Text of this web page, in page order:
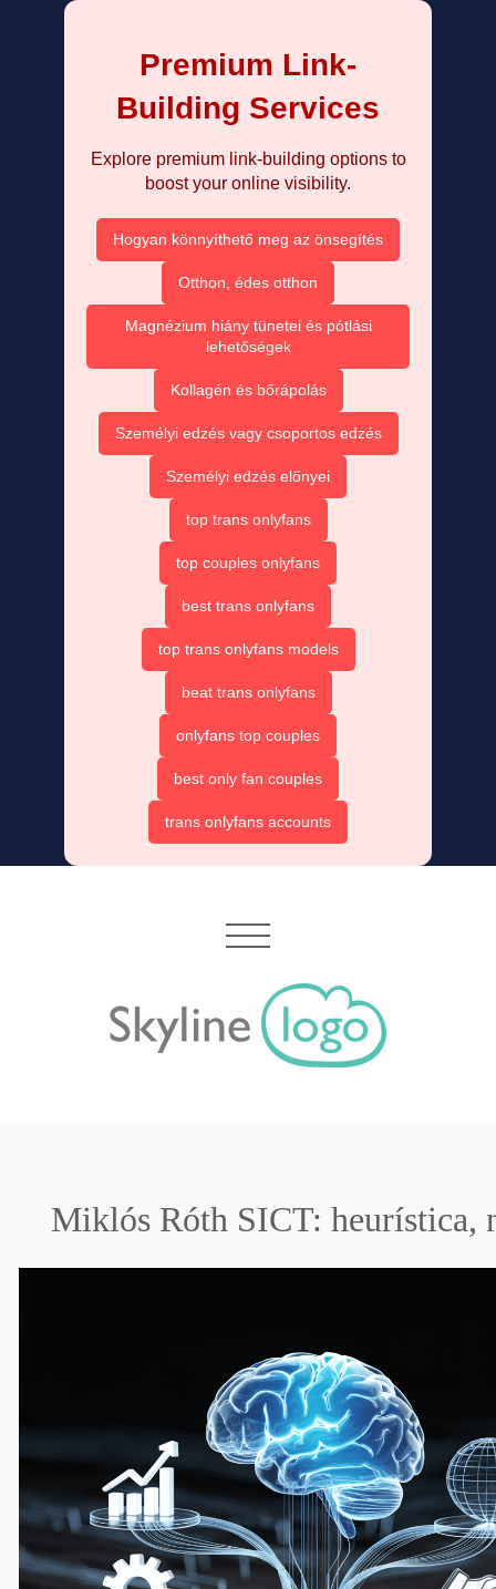
Premium Link-
Building Services
Explore premium link-building options to
boost your online visibility.
Hogyan könnyíthető meg az önsegítés
Otthon, édes otthon
Magnézium hiány tünetei és pótlási
lehetőségek
Kollagén és bőrápolás
Személyi edzés vagy csoportos edzés
Személyi edzés előnyei
top trans onlyfans
top couples onlyfans
best trans onlyfans
top trans onlyfans models
beat trans onlyfans
onlyfans top couples
best only fan couples
trans onlyfans accounts
Miklós Róth SICT: heurística,